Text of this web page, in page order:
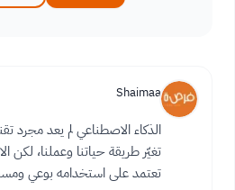
Shaimaa
الذكاء الاصطناعي لم يعد مجرد
تغيّر طريقة حياتنا وعملنا، لكن
تعتمد على استخدامه بوعي